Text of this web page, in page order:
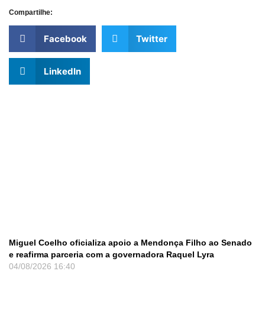
Compartilhe:
Facebook Twitter
LinkedIn
Miguel Coelho oficializa apoio a Mendonça Filho ao Senado
e reafirma parceria com a governadora Raquel Lyra
04/08/2026 16:40